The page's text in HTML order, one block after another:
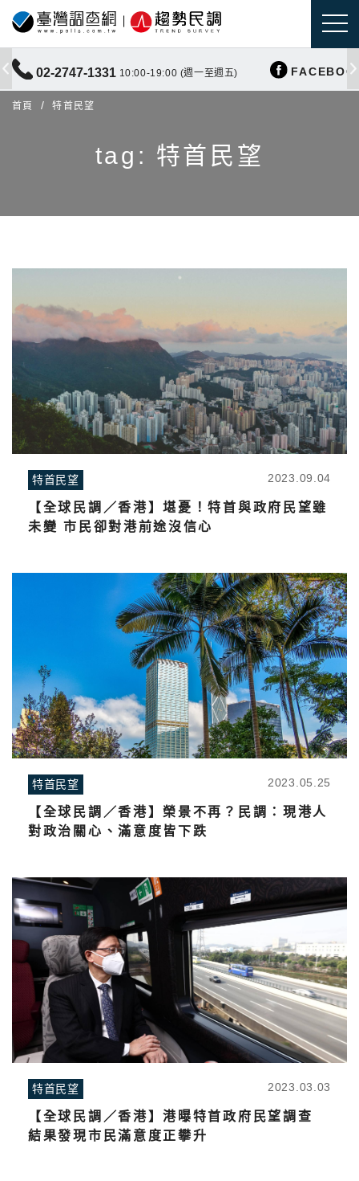
02-2747-1331 10:00-19:00 (週一至週五)
首頁 特首民望
tag: 特首民望
特首民望 2023.09.04
【全球民調／香港】堪憂！特首與政府民望雖
未變 市民卻對港前途沒信心
特首民望 2023.05.25
【全球民調／香港】榮景不再？民調：現港人
對政治關心、滿意度皆下跌
特首民望 2023.03.03
【全球民調／香港】港曝特首政府民望調查
結果發現市民滿意度正攀升